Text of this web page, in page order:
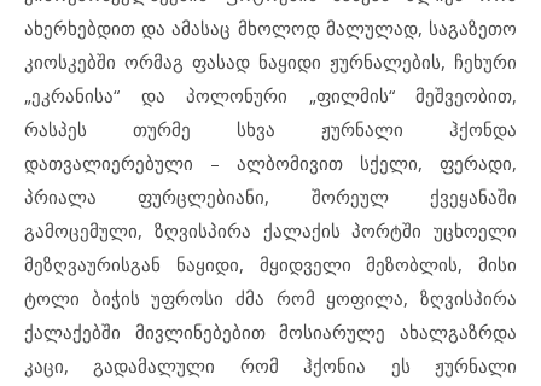
ახერხებდით და ამასაც მხოლოდ მალულად, საგაზეთო
კიოსკებში ორმაგ ფასად ნაყიდი ჟურნალების, ჩეხური
„ეკრანისა“ და პოლონური „ფილმის“ მეშვეობით,
რასპეს თურმე სხვა ჟურნალი ჰქონდა
დათვალიერებული – ალბომივით სქელი, ფერადი,
პრიალა ფურცლებიანი, შორეულ ქვეყანაში
გამოცემული, ზღვისპირა ქალაქის პორტში უცხოელი
მეზღვაურისგან ნაყიდი, მყიდველი მეზობლის, მისი
ტოლი ბიჭის უფროსი ძმა რომ ყოფილა, ზღვისპირა
ქალაქებში მივლინებებით მოსიარულე ახალგაზრდა
კაცი, გადამალული რომ ჰქონია ეს ჟურნალი